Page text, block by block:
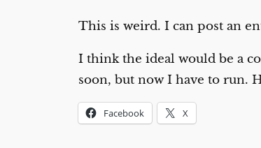
This is weird. I can post an
I think the ideal would be a
soon, but now I have to run.
Facebook X